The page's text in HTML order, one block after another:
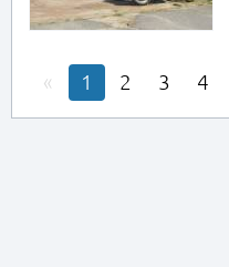
1 2 3 4